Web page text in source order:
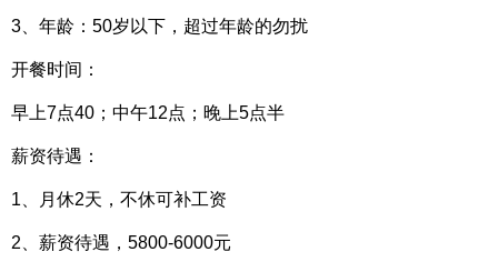
3、年龄：50岁以下，超过年龄的勿扰
开餐时间：
早上7点40；中午12点；晚上5点半
薪资待遇：
1、月休2天，不休可补工资
2、薪资待遇，5800-6000元